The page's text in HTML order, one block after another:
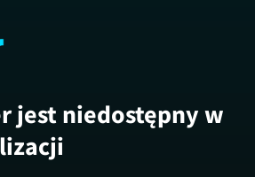
jest niedostępny w